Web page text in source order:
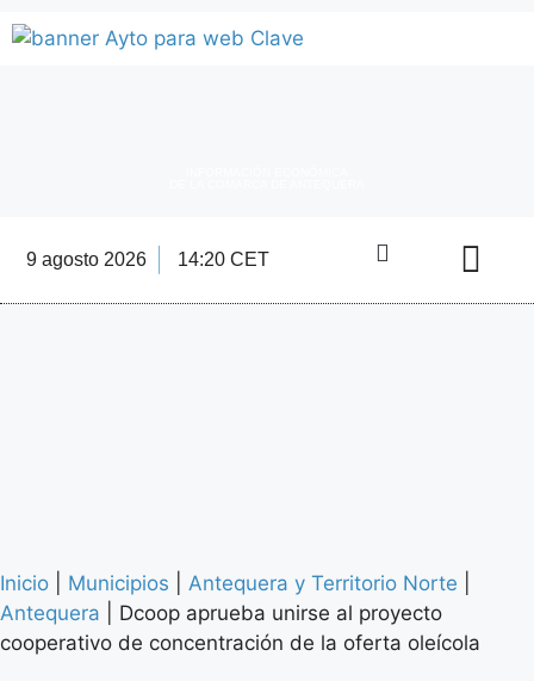
9 agosto 2026 14:20 CET
Inicio Municipios Antequera y Territorio Norte
Antequera
Dcoop aprueba unirse al proyecto
cooperativo de concentración de la oferta oleícola